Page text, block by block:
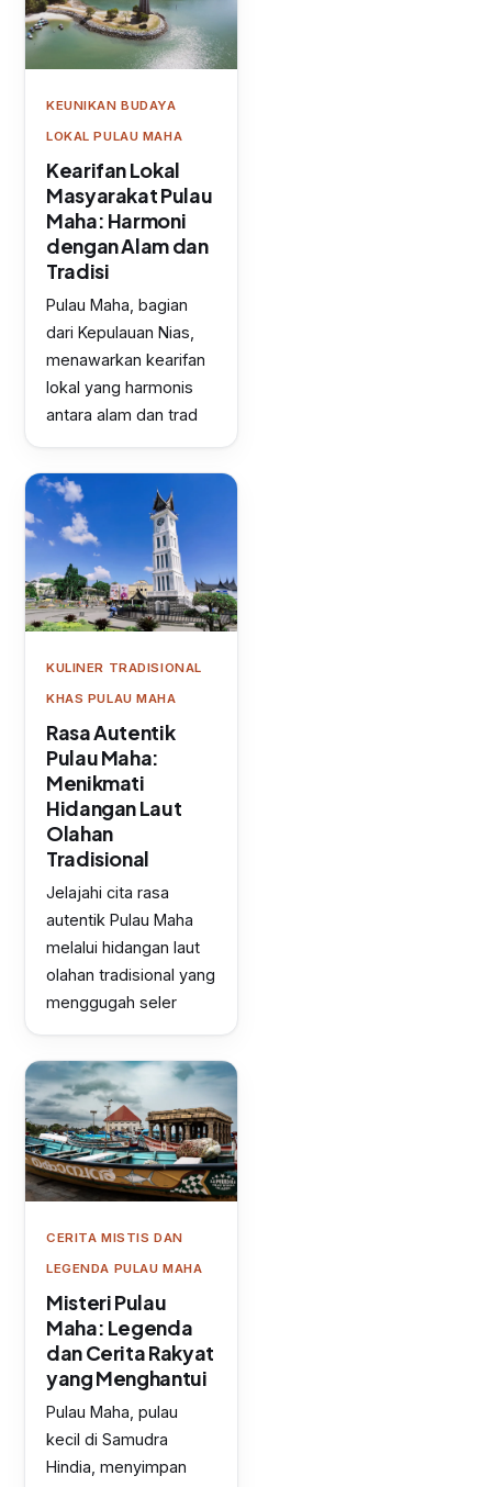
KEUNIKAN BUDAYA
LOKAL PULAU MAHA
Kearifan Lokal
Masyarakat Pulau
Maha: Harmoni
dengan Alam dan
Tradisi
Pulau Maha, bagian
dari Kepulauan Nias,
menawarkan kearifan
lokal yang harmonis
antara alam dan trad
KULINER TRADISIONAL
KHAS PULAU MAHA
Rasa Autentik
Pulau Maha:
Menikmati
Hidangan Laut
Olahan
Tradisional
Jelajahi cita rasa
autentik Pulau Maha
melalui hidangan laut
olahan tradisional yang
menggugah seler
CERITA MISTIS DAN
LEGENDA PULAU MAHA
Misteri Pulau
Maha: Legenda
dan Cerita Rakyat
yang Menghantui
Pulau Maha, pulau
kecil di Samudra
Hindia, menyimpan